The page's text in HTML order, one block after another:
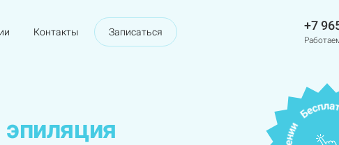
Контакты Записаться +7